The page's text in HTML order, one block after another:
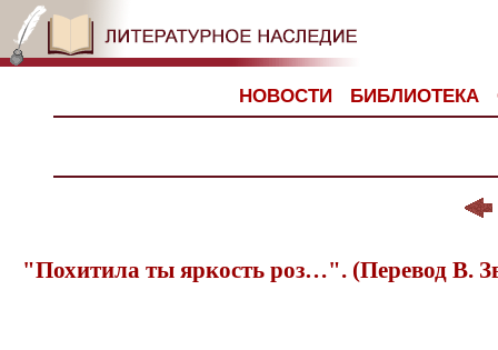
НОВОСТИ БИБЛИОТЕКА
"Похитила ты яркость роз…". (Перевод В.